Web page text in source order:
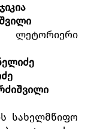
სახელმწიფო